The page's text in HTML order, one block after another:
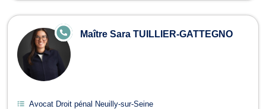
Maître Sara TUILLIER-GATTEGNO
E
N
E
Avocat Droit pénal Neuilly-sur-Seine